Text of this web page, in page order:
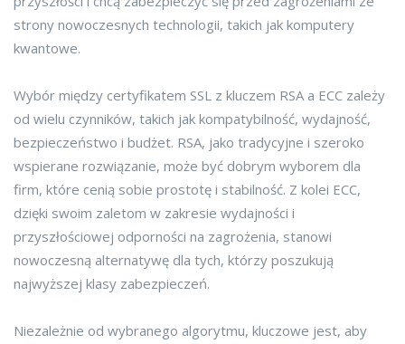
strony nowoczesnych technologii, takich jak komputery
kwantowe.
Wybór między certyfikatem SSL z kluczem RSA a ECC zależy
od wielu czynników, takich jak kompatybilność, wydajność,
bezpieczeństwo i budżet. RSA, jako tradycyjne i szeroko
wspierane rozwiązanie, może być dobrym wyborem dla
firm, które cenią sobie prostotę i stabilność. Z kolei ECC,
dzięki swoim zaletom w zakresie wydajności i
przyszłościowej odporności na zagrożenia, stanowi
nowoczesną alternatywę dla tych, którzy poszukują
najwyższej klasy zabezpieczeń.
Niezależnie od wybranego algorytmu, kluczowe jest, aby